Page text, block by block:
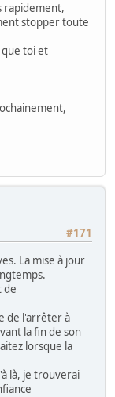
rapidement,
stopper toute
que toi et
#171
La mise à jour
de
de l'arrêter à
la fin de son
lorsque la
là, je trouverai